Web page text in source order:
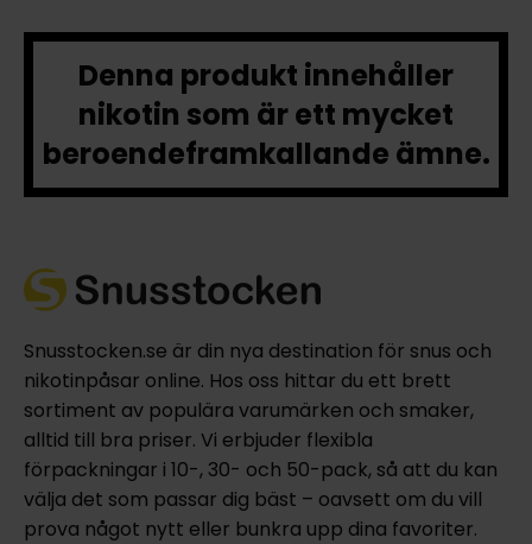
Denna produkt innehåller
nikotin som är ett mycket
beroendeframkallande ämne.
Snusstocken.se är din nya destination för snus och
nikotinpåsar online. Hos oss hittar du ett brett
sortiment av populära varumärken och smaker,
alltid till bra priser. Vi erbjuder flexibla
förpackningar i 10-, 30- och 50-pack, så att du kan
välja det som passar dig bäst – oavsett om du vill
prova något nytt eller bunkra upp dina favoriter.